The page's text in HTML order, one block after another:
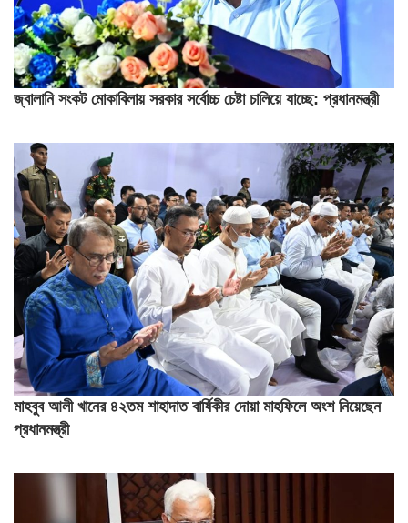
জ্বালানি সংকট মোকাবিলায় সরকার সর্বোচ্চ চেষ্টা চালিয়ে যাচ্ছে: প্রধানমন্ত্রী
মাহবুব আলী খানের ৪২তম শাহাদাত বার্ষিকীর দোয়া মাহফিলে অংশ নিয়েছেন
প্রধানমন্ত্রী